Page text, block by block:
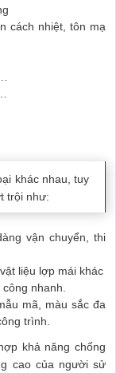
cách nhiệt, tôn mạ
khác nhau, tuy
trội như:
vận chuyển, thi
liệu lợp mái khác
nhanh.
mã, màu sắc đa
trình.
khả năng chống
cao của người sử